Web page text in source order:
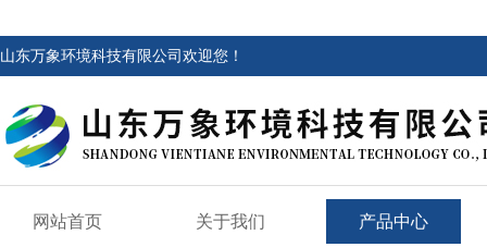
山东万象环境科技有限公司欢迎您！
网站首页 关于我们 产品中心